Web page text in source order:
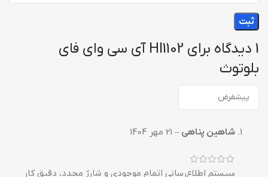
1 دیدگاه برای
HI1102 آی سی وای فای
بلوتوث
شاهین پناهی – 21 مهر 1404
سیستم اطلاع‌رسانی اتمام موجودی و شارژ مجدد، دقیق کار